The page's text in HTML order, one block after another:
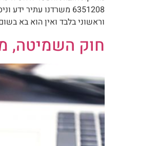
6351208 משרדנו
וראשוני בלבד ואין הוא בא
חוק השמיטה,